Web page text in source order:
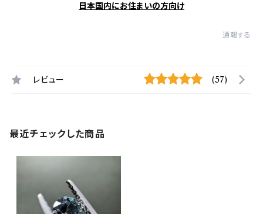
日本国内にお住まいの方向け
通報する
レビュー (57)
最近チェックした商品